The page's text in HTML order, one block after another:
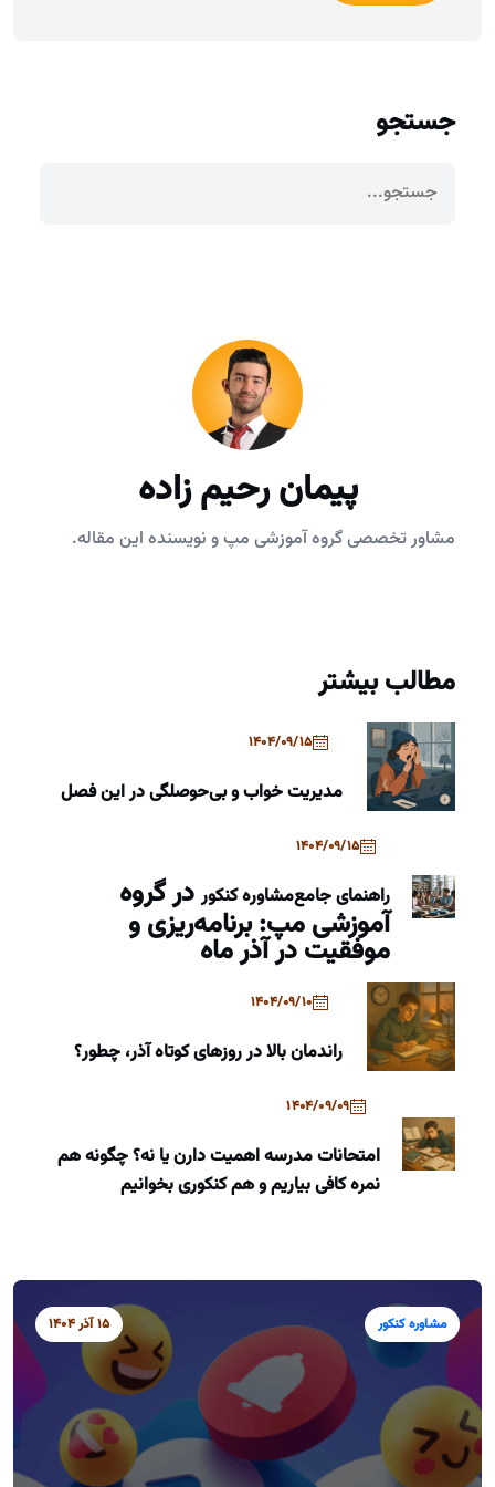
جستجو
پیمان رحیم زاده
مشاور تخصصی گروه آموزشی مپ و نویسنده این مقاله.
مطالب بیشتر
1404/09/15
مدیریت خواب و بی‌حوصلگی در این فصل
1404/09/15
راهنمای جامعمشاوره کنکوردر گروه
آموزشی مپ: برنامه‌ریزی و
موفقیت در آذر ماه
1404/09/10
راندمان بالا در روزهای کوتاه آذر، چطور؟
1404/09/09
امتحانات مدرسه اهمیت دارن یا نه؟ چگونه هم
نمره کافی بیاریم و هم کنکوری بخوانیم
مشاوره کنکور 15 آذر 1404